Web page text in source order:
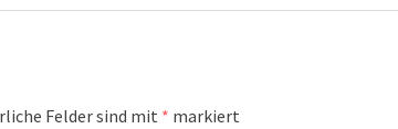
Felder sind mit * markiert